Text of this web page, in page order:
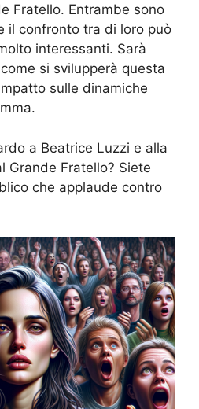
Fratello. Entrambe sono
il confronto tra di loro può
interessanti. Sarà
si svilupperà questa
sulle dinamiche
a Beatrice Luzzi e alla
Grande Fratello? Siete
che applaude contro